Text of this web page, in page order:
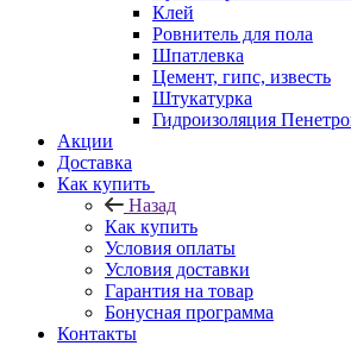
Клей
Ровнитель для пола
Шпатлевка
Цемент, гипс, известь
Штукатурка
Гидроизоляция
Акции
Доставка
Как купить
Назад
Как купить
Условия оплаты
Условия доставки
Гарантия на товар
Бонусная программа
Контакты